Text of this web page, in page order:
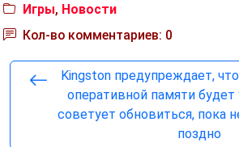
Игры, Новости
Кол-во комментариев: 0
Kingston предупреждает,
оперативной памяти будет
советует обновиться, пока
поздно